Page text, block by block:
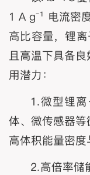
1 A g⁻¹ 电流密
高比容量，锂离
且高温下具备
用潜力：
1.微型锂
体、微传感器
高体积能量密度
2.高倍率储